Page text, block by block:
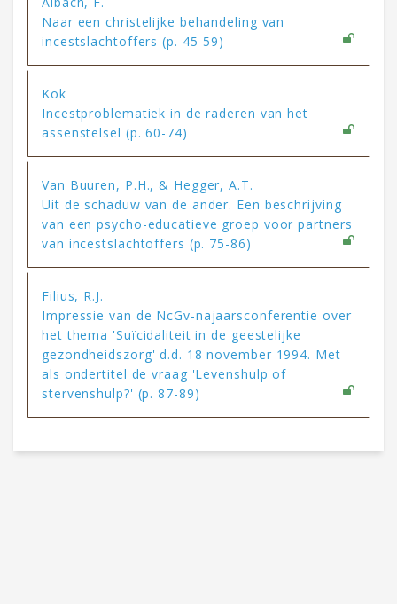
Naar een christelijke behandeling van
incestslachtoffers (p. 45-59)
Kok
Incestproblematiek in de raderen van het
assenstelsel (p. 60-74)
Van Buuren, P.H., & Hegger, A.T.
Uit de schaduw van de ander. Een beschrijving
van een psycho-educatieve groep voor partners
van incestslachtoffers (p. 75-86)
Filius, R.J.
Impressie van de NcGv-najaarsconferentie over
het thema 'Suïcidaliteit in de geestelijke
gezondheidszorg' d.d. 18 november 1994. Met
als ondertitel de vraag 'Levenshulp of
stervenshulp?' (p. 87-89)